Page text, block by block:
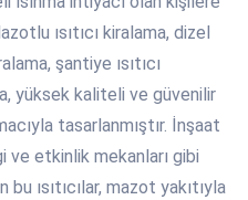
ısıtıcı kiralama, dizel
şantiye ısıtıcı
yüksek kaliteli ve güvenilir
tasarlanmıştır. İnşaat
ve etkinlik mekanları gibi
ısıtıcılar, mazot yakıtıyla